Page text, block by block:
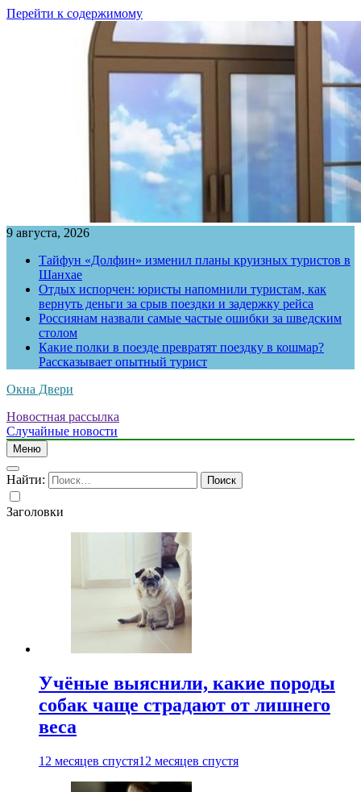
Перейти к содержимому
9 августа, 2026
Тайфун «Долфин» изменил планы круизных туристов в
Шанхае
Отдых испорчен: юристы напомнили туристам, как
вернуть деньги за срыв поездки и задержку рейса
Россиянам назвали самые частые ошибки за шведским
столом
Какие полки в поезде превратят поездку в кошмар?
Рассказывает опытный турист
Окна Двери
Новостная рассылка
Случайные новости
Меню
Найти:
Заголовки
Учёные выяснили, какие породы
собак чаще страдают от лишнего
веса
12 месяцев спустя12 месяцев спустя